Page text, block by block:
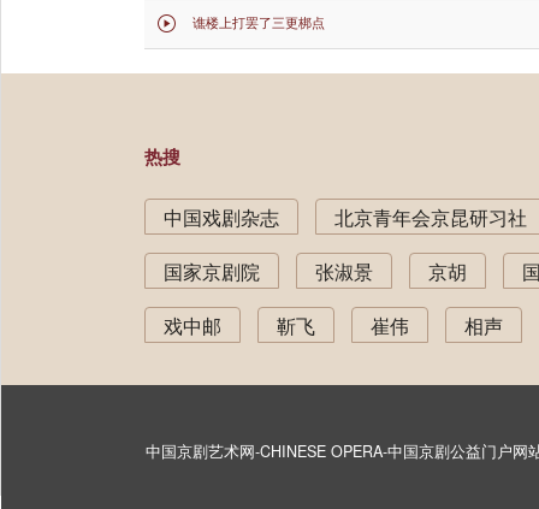
 谯楼上打罢了三更梆点
热搜
中国戏剧杂志
北京青年会京昆研习社
国家京剧院
张淑景 京胡
戏中邮
靳飞 崔伟 相声
中国京剧艺术网-CHINESE OPERA-中国京剧公益门户网